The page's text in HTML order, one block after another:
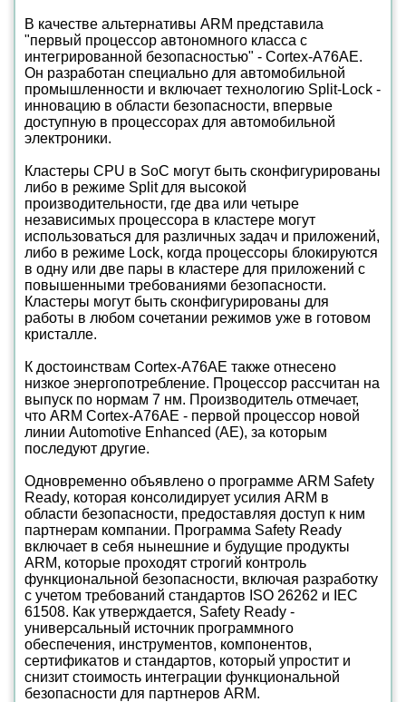
В качестве альтернативы ARM представила
"первый процессор автономного класса с
интегрированной безопасностью" - Cortex-A76AE.
Он разработан специально для автомобильной
промышленности и включает технологию Split-Lock -
инновацию в области безопасности, впервые
доступную в процессорах для автомобильной
электроники.
Кластеры CPU в SoC могут быть сконфигурированы
либо в режиме Split для высокой
производительности, где два или четыре
независимых процессора в кластере могут
использоваться для различных задач и приложений,
либо в режиме Lock, когда процессоры блокируются
в одну или две пары в кластере для приложений с
повышенными требованиями безопасности.
Кластеры могут быть сконфигурированы для
работы в любом сочетании режимов уже в готовом
кристалле.
К достоинствам Cortex-A76AE также отнесено
низкое энергопотребление. Процессор рассчитан на
выпуск по нормам 7 нм. Производитель отмечает,
что ARM Cortex-A76AE - первой процессор новой
линии Automotive Enhanced (AE), за которым
последуют другие.
Одновременно объявлено о программе ARM Safety
Ready, которая консолидирует усилия ARM в
области безопасности, предоставляя доступ к ним
партнерам компании. Программа Safety Ready
включает в себя нынешние и будущие продукты
ARM, которые проходят строгий контроль
функциональной безопасности, включая разработку
с учетом требований стандартов ISO 26262 и IEC
61508. Как утверждается, Safety Ready -
универсальный источник программного
обеспечения, инструментов, компонентов,
сертификатов и стандартов, который упростит и
снизит стоимость интеграции функциональной
безопасности для партнеров ARM.